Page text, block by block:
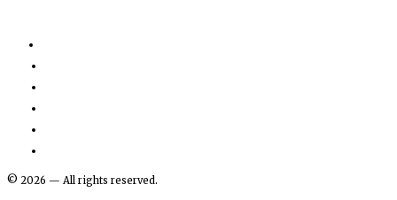
© 2026 — All rights reserved.